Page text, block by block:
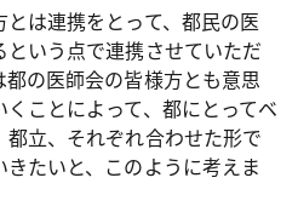
は連携をとって、都民の医
いう点で連携させていただ
の医師会の皆様方とも意思
ことによって、都にとってベ
立、それぞれ合わせた形で
たいと、このように考えま